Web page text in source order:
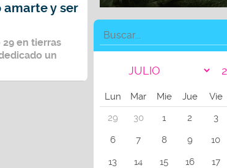
amarte y ser
en tierras
un
Lun Mar Mie Jue Vie
29
30 1 2 3
6
7 8 9 10
13
14 15 16 17